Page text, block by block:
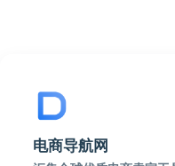
电商导航网